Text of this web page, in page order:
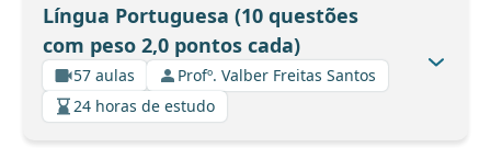
Língua Portuguesa (10 questões
com peso 2,0 pontos cada)
57 aulas
Profº. Valber Freitas Santos
24 horas de estudo